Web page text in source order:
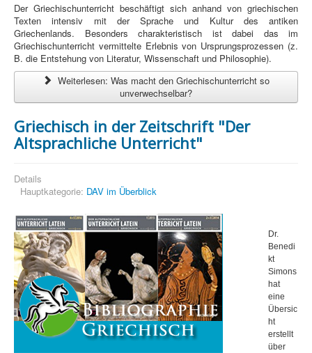
Der Griechischunterricht beschäftigt sich anhand von griechischen
Texten intensiv mit der Sprache und Kultur des antiken
Griechenlands. Besonders charakteristisch ist dabei das im
Griechischunterricht vermittelte Erlebnis von Ursprungsprozes­sen (z.
B. die Entstehung von Literatur, Wissenschaft und Philosophie).
Weiterlesen: Was macht den Griechischunterricht so
unverwechselbar?
Griechisch in der Zeitschrift "Der
Altsprachliche Unterricht"
Details
Hauptkategorie: DAV im Überblick
Dr.
Benedi
kt
Simons
hat
eine
Übersic
ht
erstellt
über